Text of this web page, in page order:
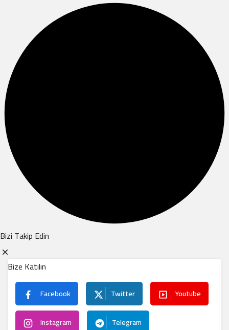
Bizi Takip Edin
Bize Katılın
Facebook Twitter Youtube
Instagram Telegram